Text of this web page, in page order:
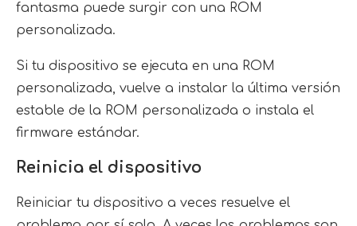
fantasma puede surgir con una ROM
personalizada.
Si tu dispositivo se ejecuta en una ROM
personalizada, vuelve a instalar la última versión
estable de la ROM personalizada o instala el
firmware estándar.
Reinicia el dispositivo
Reiniciar tu dispositivo a veces resuelve el